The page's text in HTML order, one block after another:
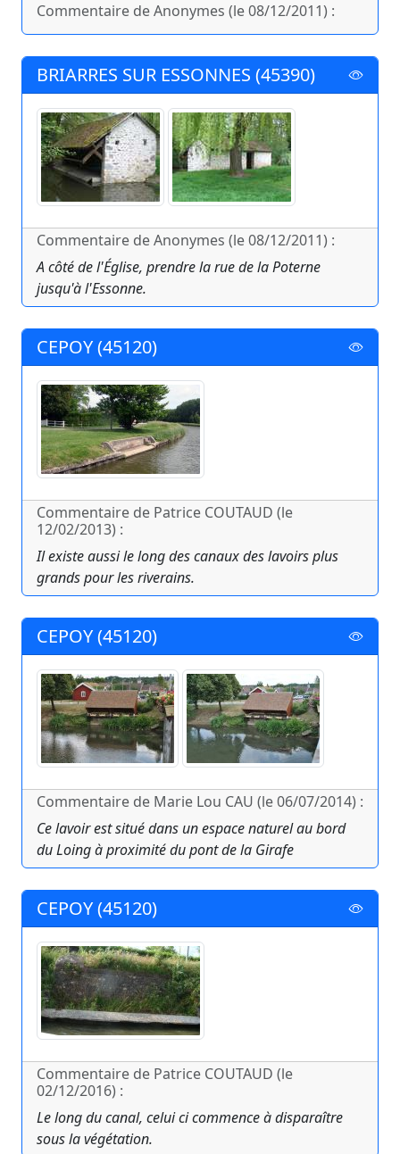
Commentaire de Anonymes (le 08/12/2011) :
BRIARRES SUR ESSONNES (45390)
Commentaire de Anonymes (le 08/12/2011) :
A côté de l'Église, prendre la rue de la Poterne
jusqu'à l'Essonne.
CEPOY (45120)
Commentaire de Patrice COUTAUD (le
12/02/2013) :
Il existe aussi le long des canaux des lavoirs plus
grands pour les riverains.
CEPOY (45120)
Commentaire de Marie Lou CAU (le 06/07/2014) :
Ce lavoir est situé dans un espace naturel au bord
du Loing à proximité du pont de la Girafe
CEPOY (45120)
Commentaire de Patrice COUTAUD (le
02/12/2016) :
Le long du canal, celui ci commence à disparaître
sous la végétation.